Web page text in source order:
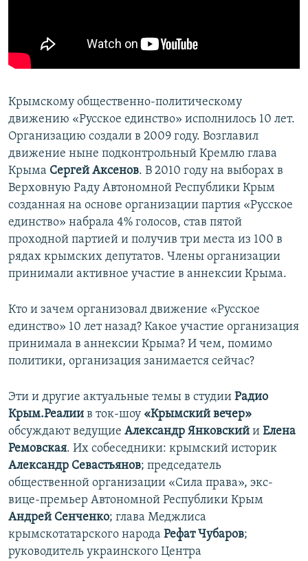
КРЫМ.НЕПОКОРЕННЫЙ
ELIFBE
Все сайты RFE/RL
Крымскому общественно-политическому
движению «Русское единство» исполнилось 10 лет.
Организацию создали в 2009 году. Возглавил
движение ныне подконтрольный Кремлю глава
Крыма Сергей Аксенов. В 2010 году на выборах в
Верховную Раду Автономной Республики Крым
созданная на основе организации партия «Русское
единство» набрала 4% голосов, став пятой
проходной партией и получив три места из 100 в
рядах крымских депутатов. Члены организации
принимали активное участие в аннексии Крыма.
Кто и зачем организовал движение «Русское
единство» 10 лет назад? Какое участие организация
принимала в аннексии Крыма? И чем, помимо
политики, организация занимается сейчас?
Эти и другие актуальные темы в студии Радио
Крым.Реалии в ток-шоу «Крымский вечер»
обсуждают ведущие Александр Янковский и Елена
Ремовская. Их собеседники: крымский историк
Александр Севастьянов; председатель
общественной организации «Сила права», экс-
вице-премьер Автономной Республики Крым
Андрей Сенченко; глава Меджлиса
крымскотатарского народа Рефат Чубаров;
руководитель украинского Центра